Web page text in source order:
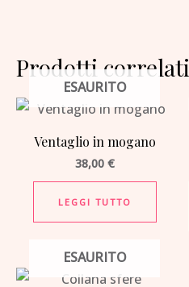
Prodotti correlati
ESAURITO
Ventaglio in mogano
38,00 €
LEGGI TUTTO
ESAURITO